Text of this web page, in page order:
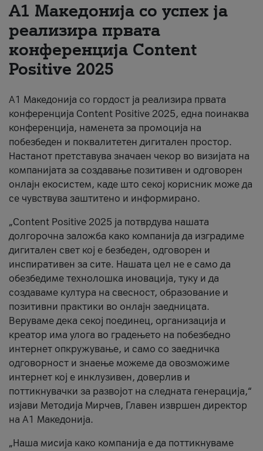
#ПодобарОнлајн
А1 Македонија со успех ја
реализира првата
конференција Content
Positive 2025
А1 Македонија со гордост ја реализира првата
конференција Content Positive 2025, една поинаква
конференција, наменета за промоција на
побезбеден и поквалитетен дигитален простор.
Настанот претставува значаен чекор во визијата на
компанијата за создавање позитивен и одговорен
онлајн екосистем, каде што секој корисник може да
се чувствува заштитено и информирано.
„Content Positive 2025 ја потврдува нашата
долгорочна заложба како компанија да изградиме
дигитален свет кој е безбеден, одговорен и
инспиративен за сите. Нашата цел не е само да
обезбедиме технолошка иновација, туку и да
создаваме култура на свесност, образование и
позитивни практики во онлајн заедницата.
Веруваме дека секој поединец, организација и
креатор има улога во градењето на побезбедно
интернет опкружување, и само со заедничка
одговорност и знаење можеме да овозможиме
интернет кој е инклузивен, доверлив и
поттикнувачки за развојот на следната генерација,“
изјави Методија Мирчев, Главен извршен директор
на А1 Македонија.
„Наша мисија како компанија е да поттикнуваме